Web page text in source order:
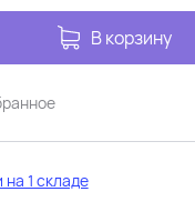
В корзину
1 складе